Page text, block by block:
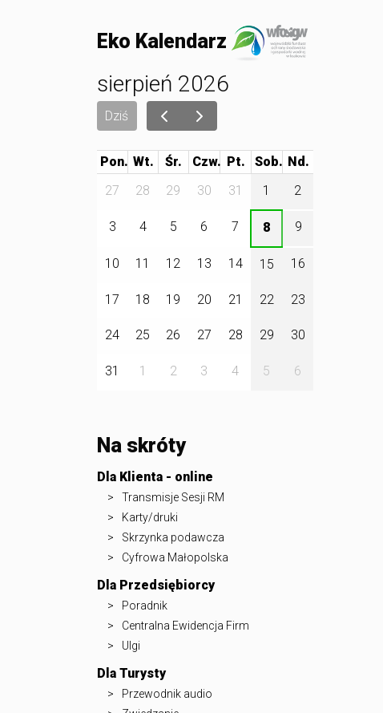
Eko Kalendarz
sierpień 2026
Dziś
Pon. Wt. Śr. Czw. Pt.
Sob.
27
28 29 30 31 1 2
3 4 5 6 7 8 9
10 11 12 13 14 15 16
17 18 19 20 21 22 23
24 25 26 27 28 29 30
31 1 2 3 4 5 6
Na skróty
Dla Klienta - online
Transmisje Sesji RM
Karty/druki
Skrzynka podawcza
Cyfrowa Małopolska
Dla Przedsiębiorcy
Poradnik
Centralna Ewidencja Firm
Ulgi
Dla Turysty
Przewodnik audio